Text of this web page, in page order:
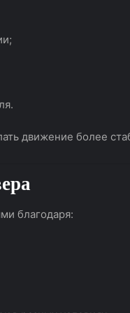
движение более
благодаря: